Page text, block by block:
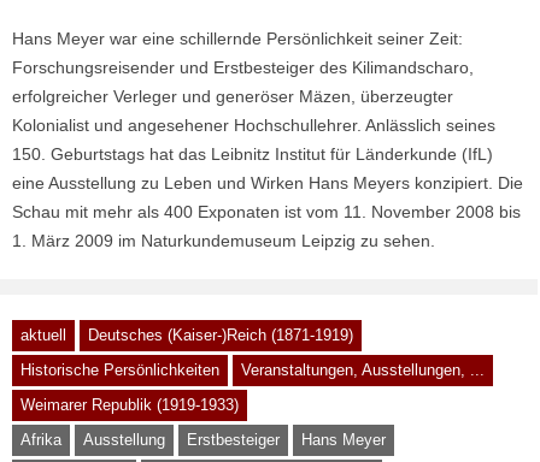
Hans Meyer war eine schillernde Persönlichkeit seiner Zeit:
Forschungsreisender und Erstbesteiger des Kilimandscharo,
erfolgreicher Verleger und generöser Mäzen, überzeugter
Kolonialist und angesehener Hochschullehrer. Anlässlich seines
150. Geburtstags hat das Leibnitz Institut für Länderkunde (IfL)
eine Ausstellung zu Leben und Wirken Hans Meyers konzipiert. Die
Schau mit mehr als 400 Exponaten ist vom 11. November 2008 bis
1. März 2009 im Naturkundemuseum Leipzig zu sehen.
aktuell
Deutsches (Kaiser-)Reich (1871-1919)
Historische Persönlichkeiten
Veranstaltungen, Ausstellungen, ...
Weimarer Republik (1919-1933)
Afrika
Ausstellung Erstbesteiger
Hans Meyer